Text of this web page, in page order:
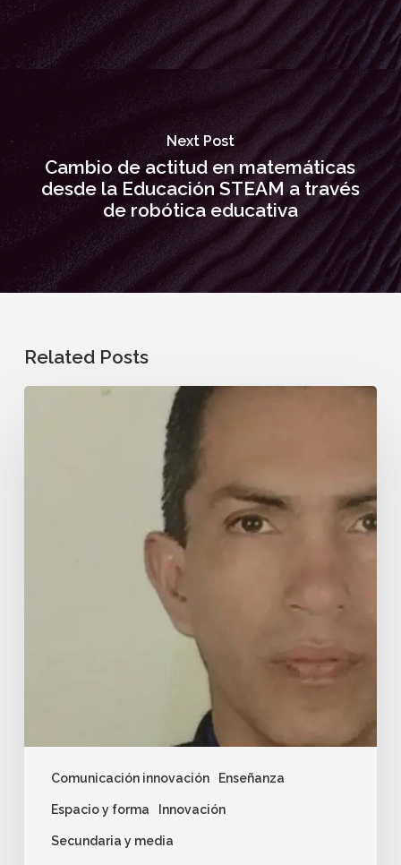
Next Post
Cambio de actitud en matemáticas
desde la Educación STEAM a través
de robótica educativa
Related Posts
Comunicación innovación Enseñanza
Espacio y forma Innovación
Secundaria y media